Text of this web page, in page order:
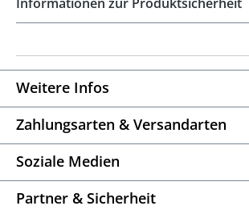
Informationen zur Produktsicherheit
Weitere Infos
Zahlungsarten & Versandarten
Soziale Medien
Partner & Sicherheit